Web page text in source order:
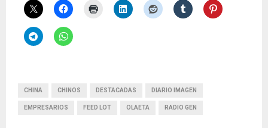
CHINA CHINOS DESTACADAS DIARIO IMAGEN
EMPRESARIOS FEED LOT OLAETA RADIO GEN